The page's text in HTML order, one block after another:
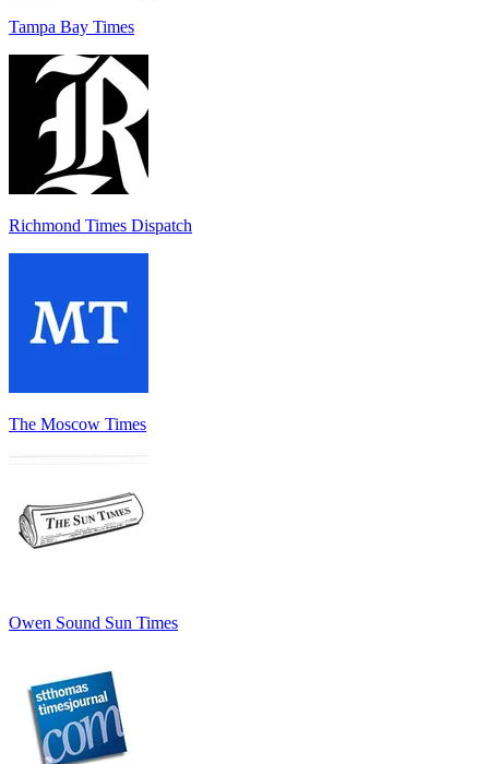
Tampa Bay Times
Richmond Times Dispatch
The Moscow Times
Owen Sound Sun Times